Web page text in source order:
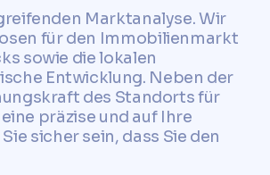
Marktanalyse. Wir
für den Immobilienmarkt
sowie die lokalen
Entwicklung. Neben der
des Standorts für
präzise und auf Ihre
sicher sein, dass Sie den